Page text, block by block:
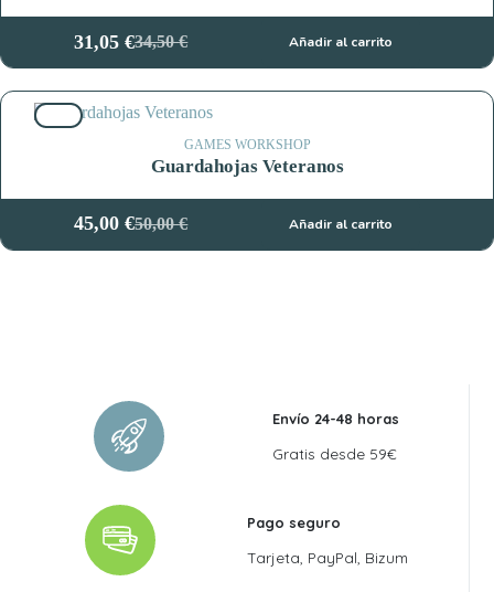
34,50€
El
precio
original
era:
34,50 €.
31,05€El
precio
actual
es:
31,05 €.
Añadir al carrito
GAMES WORKSHOP
Guardahojas Veteranos
50,00€
El
precio
45,00€El
precio
Añadir al carrito
Envío 24-48 horas
Gratis desde 59€
Pago seguro
Tarjeta, PayPal, Bizum